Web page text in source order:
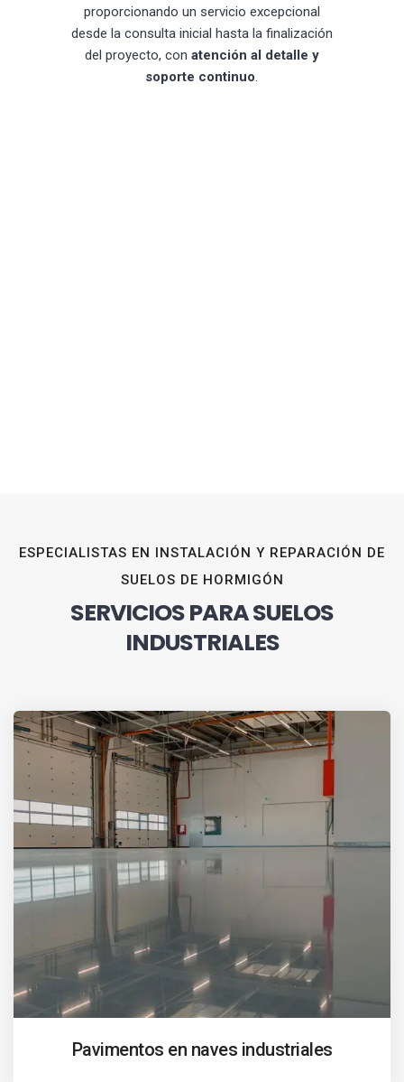
proporcionando un servicio excepcional
desde la consulta inicial hasta la finalización
del proyecto, con atención al detalle y
soporte continuo.
ESPECIALISTAS EN INSTALACIÓN Y REPARACIÓN DE
SUELOS DE HORMIGÓN
SERVICIOS PARA SUELOS
INDUSTRIALES
Pavimentos en naves industriales